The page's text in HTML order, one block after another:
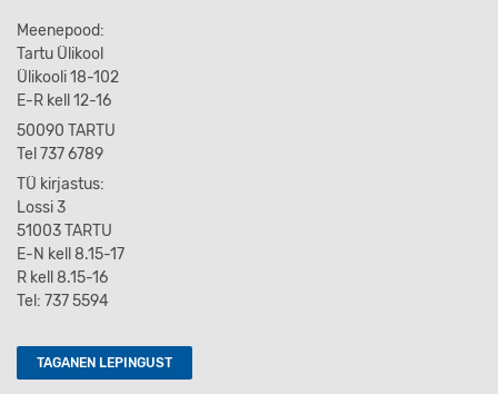
Meenepood:
Tartu Ülikool
Ülikooli 18-102
E-R kell 12-16
50090 TARTU
Tel 737 6789
TÜ kirjastus:
Lossi 3
51003 TARTU
E-N kell 8.15-17
R kell 8.15-16
Tel: 737 5594
TAGANEN LEPINGUST